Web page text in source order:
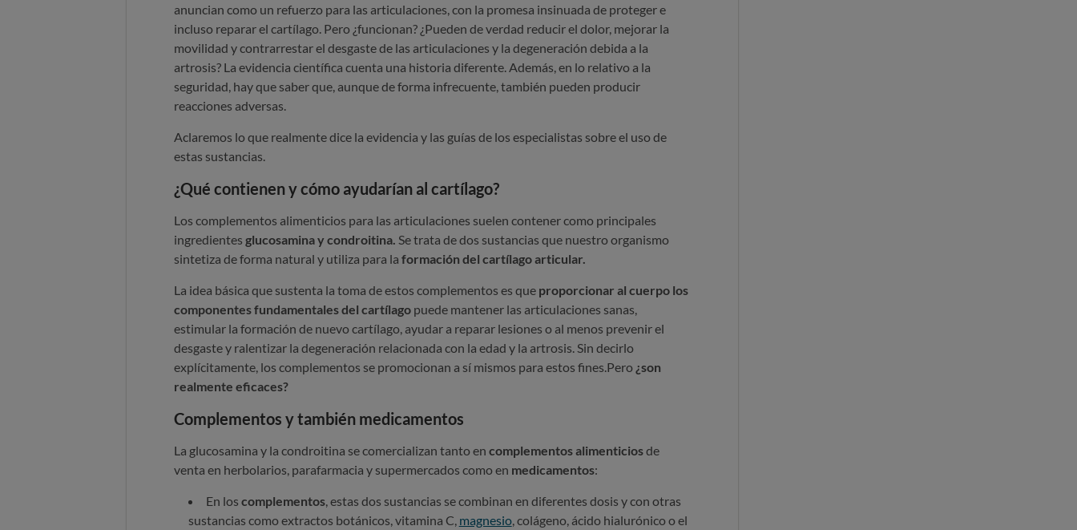
anuncian como un refuerzo para las articulaciones, con la promesa insinuada de proteger e
incluso reparar el cartílago. Pero ¿funcionan? ¿Pueden de verdad reducir el dolor, mejorar la
movilidad y contrarrestar el desgaste de las articulaciones y la degeneración debida a la
artrosis? La evidencia científica cuenta una historia diferente. Además, en lo relativo a la
seguridad, hay que saber que, aunque de forma infrecuente, también pueden producir
reacciones adversas.
Aclaremos lo que realmente dice la evidencia y las guías de los especialistas sobre el uso de
estas sustancias.
¿Qué contienen y cómo ayudarían al cartílago?
Los complementos alimenticios para las articulaciones suelen contener como principales
ingredientes glucosamina y condroitina. Se trata de dos sustancias que nuestro organismo
sintetiza de forma natural y utiliza para la formación del cartílago articular.
La idea básica que sustenta la toma de estos complementos es queproporcionar al cuerpo los
componentes fundamentales del cartílagopuede mantener las articulaciones sanas,
estimular la formación de nuevo cartílago, ayudar a reparar lesiones o al menos prevenir el
desgaste y ralentizar la degeneración relacionada con la edad y la artrosis. Sin decirlo
explícitamente, los complementos se promocionan a sí mismos para estos fines. Pero ¿son
realmente eficaces?
Complementos y también medicamentos
La glucosamina y la condroitina se comercializan tanto en complementos alimenticiosde
venta en herbolarios, parafarmacia y supermercados como en medicamentos:
En los complementos, estas dos sustancias se combinan en diferentes dosis y con otras
sustancias como extractos botánicos, vitamina C, magnesio, colágeno, ácido hialurónico o el